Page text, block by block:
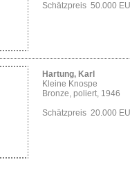
Schätzpreis 50.000
Hartung, Karl
Kleine Knospe
Bronze, poliert, 1946
Schätzpreis 20.000